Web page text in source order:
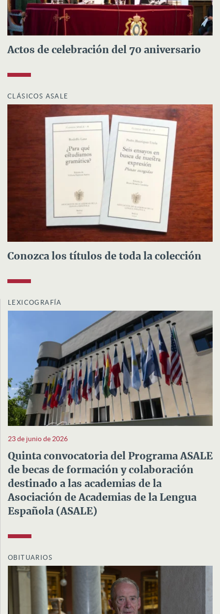
Actos de celebración del 70 aniversario
CLÁSICOS ASALE
Conozca los títulos de toda la colección
LEXICOGRAFÍA
23 de junio de 2026
Quinta convocatoria del Programa ASALE
de becas de formación y colaboración
destinado a las academias de la
Asociación de Academias de la Lengua
Española (ASALE)
OBITUARIOS